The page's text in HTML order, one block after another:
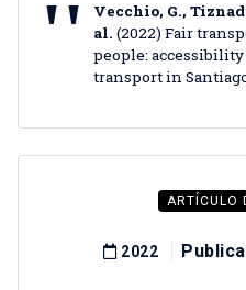
Vecchio, G.,
al. (2022) Fair
people:
transport in
ARTÍCULO
2022